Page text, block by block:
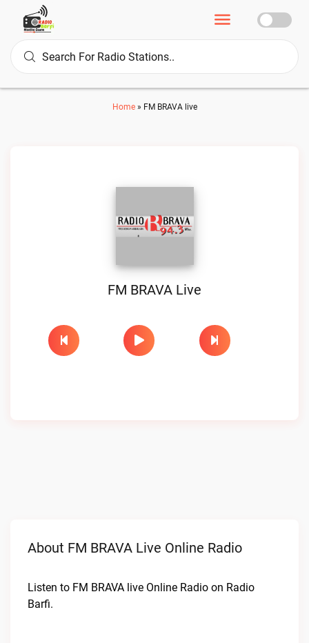
Home» FM BRAVA live
FM BRAVA Live
About FM BRAVA Live Online Radio
Listen to FM BRAVA live Online Radio on Radio
Barfi.